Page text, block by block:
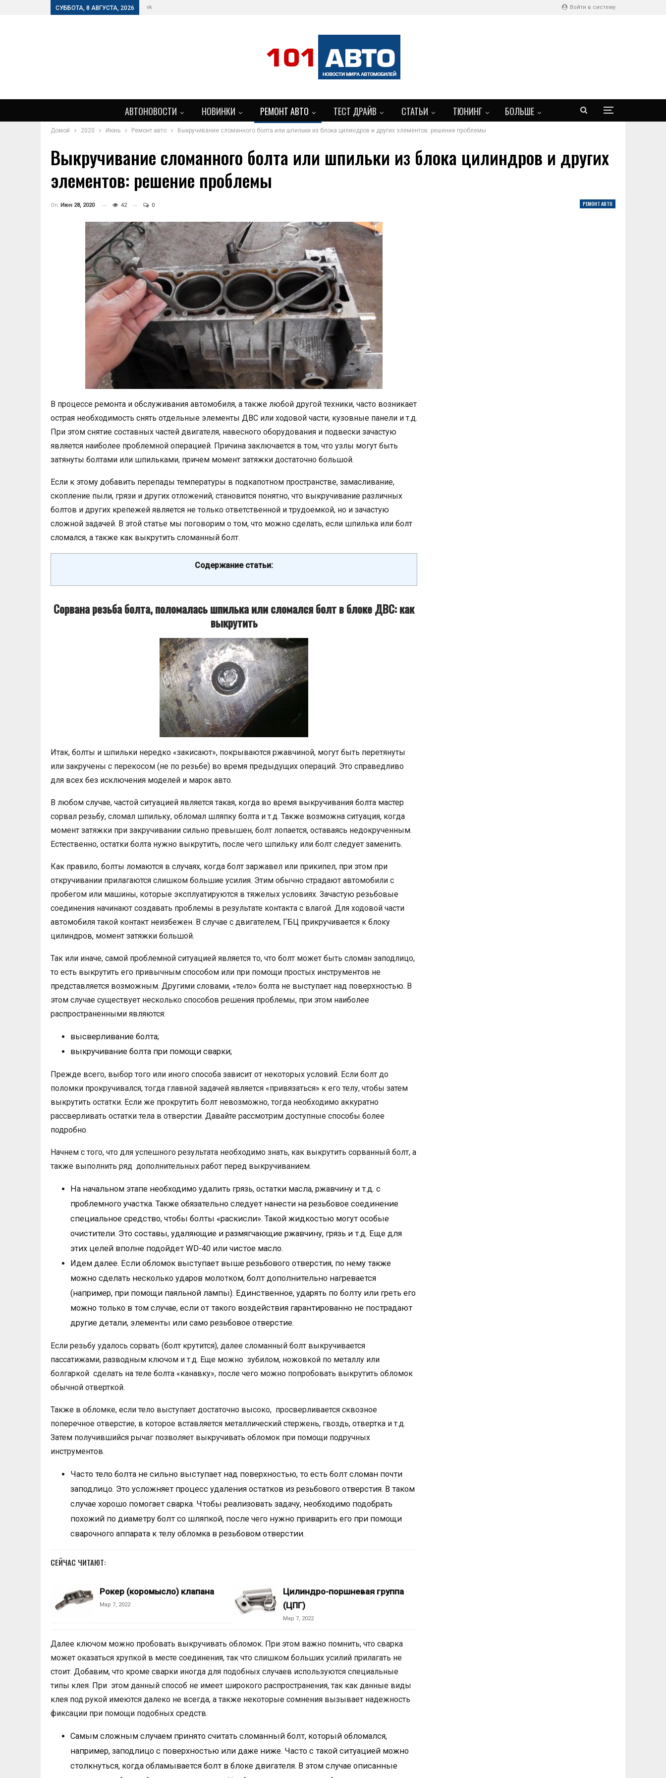
Войти в систему
СУББОТА, 8 АВГУСТА, 2026 vk
АВТОНОВОСТИ НОВИНКИ РЕМОНТ АВТО ТЕСТ ДРАЙВ СТАТЬИ ТЮНИНГ БОЛЬШЕ
Домой 2020 Июнь Ремонт авто Выкручивание сломанного болта или шпильки из блока цилиндров и других элементов: решение проблемы
Выкручивание сломанного болта или шпильки из блока цилиндров и других
элементов: решение проблемы
РЕМОНТ АВТО
On Июн 28, 2020 42 0
В процессе ремонта и обслуживания автомобиля, а также любой другой техники, часто возникает
острая необходимость снять отдельные элементы ДВС или ходовой части, кузовные панели и т.д.
При этом снятие составных частей двигателя, навесного оборудования и подвески зачастую
является наиболее проблемной операцией. Причина заключается в том, что узлы могут быть
затянуты болтами или шпильками, причем момент затяжки достаточно большой.
Если к этому добавить перепады температуры в подкапотном пространстве, замасливание,
скопление пыли, грязи и других отложений, становится понятно, что выкручивание различных
болтов и других крепежей является не только ответственной и трудоемкой, но и зачастую
сложной задачей. В этой статье мы поговорим о том, что можно сделать, если шпилька или болт
сломался, а также как выкрутить сломанный болт.
Содержание статьи:
Сорвана резьба болта, поломалась шпилька или сломался болт в блоке ДВС: как
выкрутить
Итак, болты и шпильки нередко «закисают», покрываются ржавчиной, могут быть перетянуты
или закручены с перекосом (не по резьбе) во время предыдущих операций. Это справедливо
для всех без исключения моделей и марок авто.
В любом случае, частой ситуацией является такая, когда во время выкручивания болта мастер
сорвал резьбу, сломал шпильку, обломал шляпку болта и т.д. Также возможна ситуация, когда
момент затяжки при закручивании сильно превышен, болт лопается, оставаясь недокрученным.
Естественно, остатки болта нужно выкрутить, после чего шпильку или болт следует заменить.
Как правило, болты ломаются в случаях, когда болт заржавел или прикипел, при этом при
откручивании прилагаются слишком большие усилия. Этим обычно страдают автомобили с
пробегом или машины, которые эксплуатируются в тяжелых условиях. Зачастую резьбовые
соединения начинают создавать проблемы в результате контакта с влагой. Для ходовой части
автомобиля такой контакт неизбежен. В случае с двигателем, ГБЦ прикручивается к блоку
цилиндров, момент затяжки большой.
Так или иначе, самой проблемной ситуацией является то, что болт может быть сломан заподлицо,
то есть выкрутить его привычным способом или при помощи простых инструментов не
представляется возможным. Другими словами, «тело» болта не выступает над поверхностью. В
этом случае существует несколько способов решения проблемы, при этом наиболее
распространенными являются:
высверливание болта;
выкручивание болта при помощи сварки;
Прежде всего, выбор того или иного способа зависит от некоторых условий. Если болт до
поломки прокручивался, тогда главной задачей является «привязаться» к его телу, чтобы затем
выкрутить остатки. Если же прокрутить болт невозможно, тогда необходимо аккуратно
рассверливать остатки тела в отверстии. Давайте рассмотрим доступные способы более
подробно.
Начнем с того, что для успешного результата необходимо знать, как выкрутить сорванный болт, а
также выполнить ряд дополнительных работ перед выкручиванием.
На начальном этапе необходимо удалить грязь, остатки масла, ржавчину и т.д. с
проблемного участка. Также обязательно следует нанести на резьбовое соединение
специальное средство, чтобы болты «раскисли». Такой жидкостью могут особые
очистители. Это составы, удаляющие и размягчающие ржавчину, грязь и т.д. Еще для
этих целей вполне подойдет WD-40 или чистое масло.
Идем далее. Если обломок выступает выше резьбового отверстия, по нему также
можно сделать несколько ударов молотком, болт дополнительно нагревается
(например, при помощи паяльной лампы). Единственное, ударять по болту или греть его
можно только в том случае, если от такого воздействия гарантированно не пострадают
другие детали, элементы или само резьбовое отверстие.
Если резьбу удалось сорвать (болт крутится), далее сломанный болт выкручивается
пассатижами, разводным ключом и т.д. Еще можно зубилом, ножовкой по металлу или
болгаркой сделать на теле болта «канавку», после чего можно попробовать выкрутить обломок
обычной отверткой.
Также в обломке, если тело выступает достаточно высоко, просверливается сквозное
поперечное отверстие, в которое вставляется металлический стержень, гвоздь, отвертка и т.д.
Затем получившийся рычаг позволяет выкручивать обломок при помощи подручных
инструментов.
Часто тело болта не сильно выступает над поверхностью, то есть болт сломан почти
заподлицо. Это усложняет процесс удаления остатков из резьбового отверстия. В таком
случае хорошо помогает сварка. Чтобы реализовать задачу, необходимо подобрать
похожий по диаметру болт со шляпкой, после чего нужно приварить его при помощи
сварочного аппарата к телу обломка в резьбовом отверстии.
СЕЙЧАС ЧИТАЮТ:
Рокер (коромысло) клапана
Мар 7, 2022
Цилиндро-поршневая группа
(ЦПГ)
Мар 7, 2022
Далее ключом можно пробовать выкручивать обломок. При этом важно помнить, что сварка
может оказаться хрупкой в месте соединения, так что слишком больших усилий прилагать не
стоит. Добавим, что кроме сварки иногда для подобных случаев используются специальные
типы клея. При этом данный способ не имеет широкого распространения, так как данные виды
клея под рукой имеются далеко не всегда, а также некоторые сомнения вызывает надежность
фиксации при помощи подобных средств.
Самым сложным случаем принято считать сломанный болт, который обломался,
например, заподлицо с поверхностью или даже ниже. Часто с такой ситуацией можно
столкнуться, когда обламывается болт в блоке двигателя. В этом случае описанные